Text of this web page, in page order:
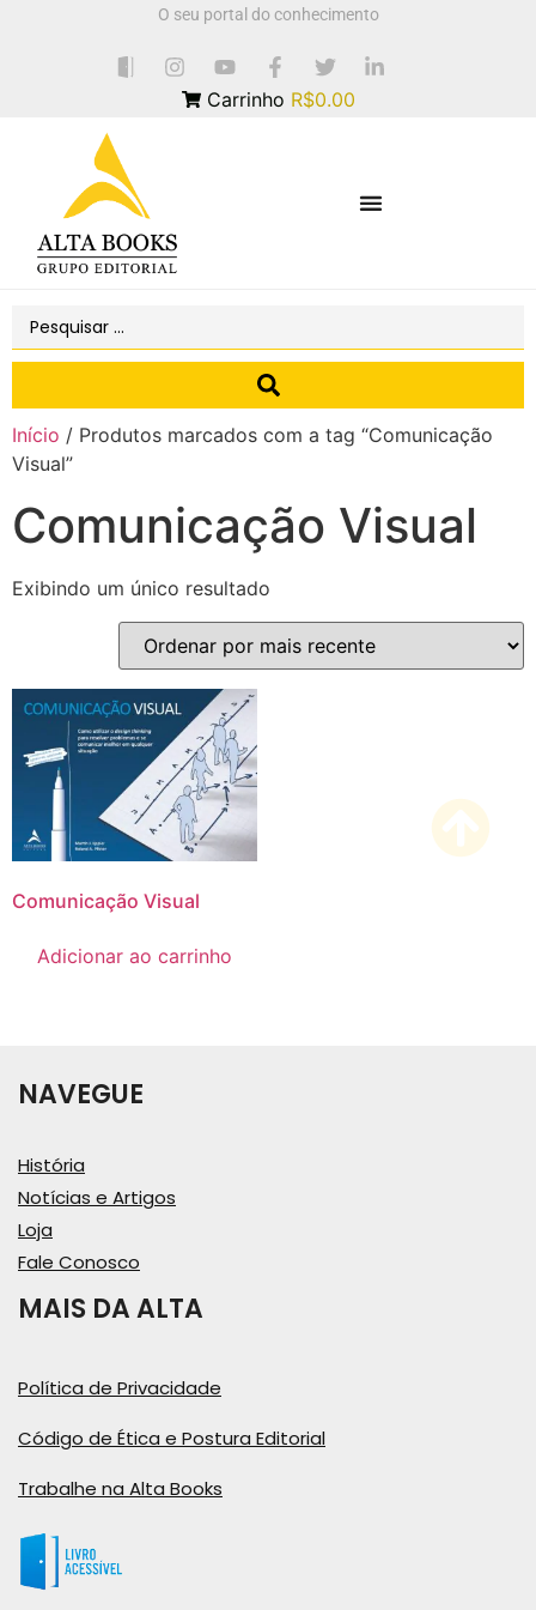
O seu portal do conhecimento
Carrinho R$0.00
Início / Produtos marcados com a tag “Comunicação
Visual”
Comunicação Visual
Exibindo um único resultado
Comunicação Visual
Adicionar ao carrinho
NAVEGUE
História
Notícias e Artigos
Loja
Fale Conosco
MAIS DA ALTA
Política de Privacidade
Código de Ética e Postura Editorial
Trabalhe na Alta Books